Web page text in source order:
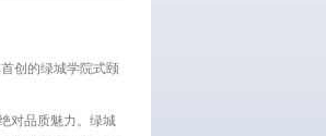
创的绿城学院式颐
对品质魅力。绿城